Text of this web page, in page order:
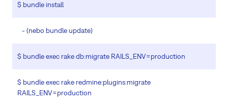
$ bundle install
- (nebo bundle update)
$ bundle exec rake db:migrate RAILS_ENV=production
$ bundle exec rake redmine:plugins:migrate
RAILS_ENV=production